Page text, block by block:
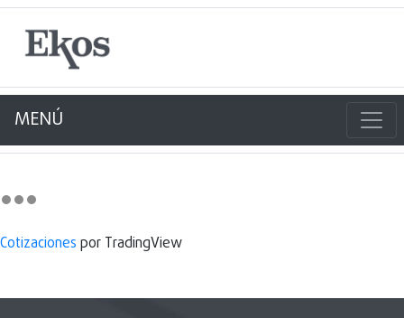
MENÚ
Cotizaciones por TradingView